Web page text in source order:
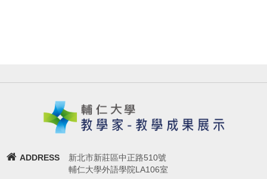
ADDRESS
新北市新莊區中正路510號
輔仁大學外語學院LA106室